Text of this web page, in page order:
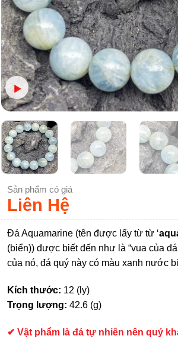
Sản phẩm có giá
Liên Hệ
Đá Aquamarine (tên được lấy từ từ ‘
(biển)) được biết đến như là “vua của
của nó, đá quý này có màu xanh nước
Kích thước: 12 (ly)
Trọng lượng: 42.6 (g)
✔ Vật phẩm là đá tự nhiên nên quý